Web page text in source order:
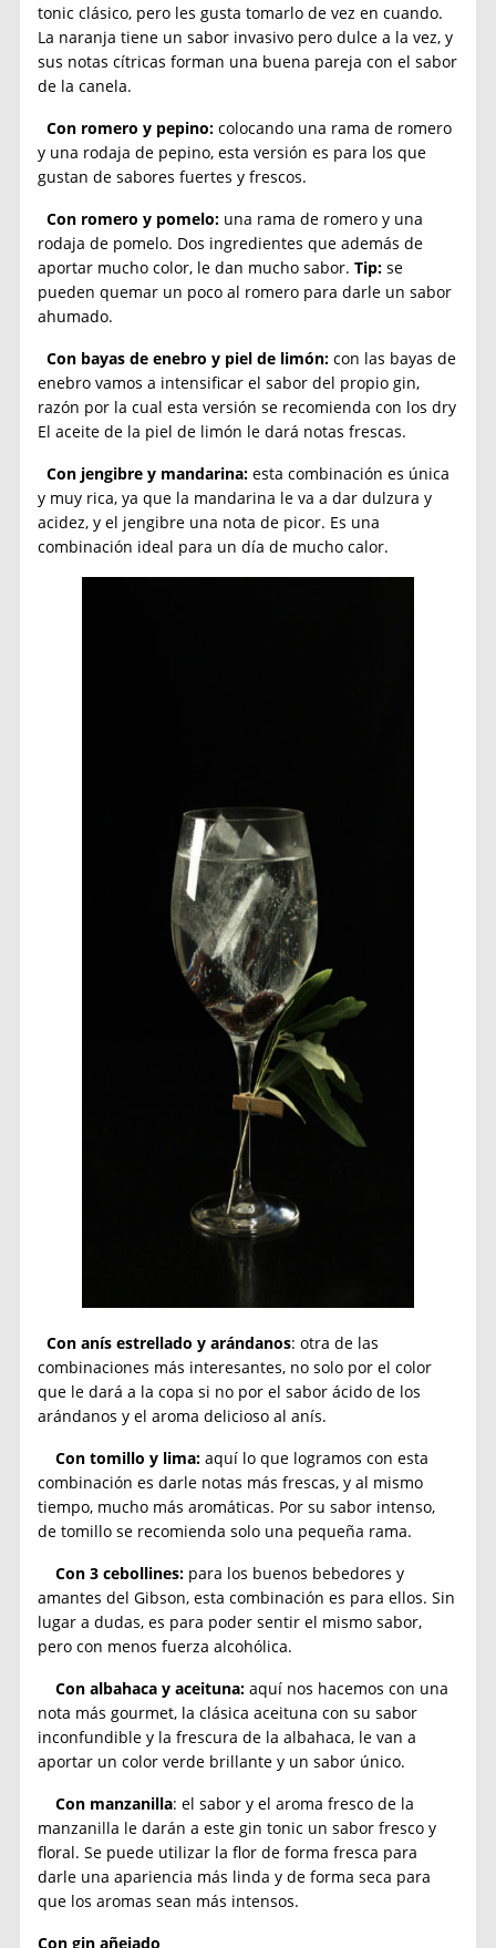
tonic clásico, pero les gusta tomarlo de vez en cuando.
La naranja tiene un sabor invasivo pero dulce a la vez, y
sus notas cítricas forman una buena pareja con el sabor
de la canela.
Con romero y pepino: colocando una rama de romero
y una rodaja de pepino, esta versión es para los que
gustan de sabores fuertes y frescos.
Con romero y pomelo: una rama de romero y una
rodaja de pomelo. Dos ingredientes que además de
aportar mucho color, le dan mucho sabor.Tip: se
pueden quemar un poco al romero para darle un sabor
ahumado.
Con bayas de enebro y piel de limón: con las bayas de
enebro vamos a intensificar el sabor del propio gin,
razón por la cual esta versión se recomienda con los dry
El aceite de la piel de limón le dará notas frescas.
Con jengibre y mandarina: esta combinación es única
y muy rica, ya que la mandarina le va a dar dulzura y
acidez, y el jengibre una nota de picor. Es una
combinación ideal para un día de mucho calor.
Con anís estrellado y arándanos: otra de las
combinaciones más interesantes, no solo por el color
que le dará a la copa si no por el sabor ácido de los
arándanos y el aroma delicioso al anís.
Con tomillo y lima: aquí lo que logramos con esta
combinación es darle notas más frescas, y al mismo
tiempo, mucho más aromáticas. Por su sabor intenso,
de tomillo se recomienda solo una pequeña rama.
Con 3 cebollines: para los buenos bebedores y
amantes del Gibson, esta combinación es para ellos. Sin
lugar a dudas, es para poder sentir el mismo sabor,
pero con menos fuerza alcohólica.
Con albahaca y aceituna: aquí nos hacemos con una
nota más gourmet, la clásica aceituna con su sabor
inconfundible y la frescura de la albahaca, le van a
aportar un color verde brillante y un sabor único.
Con manzanilla: el sabor y el aroma fresco de la
manzanilla le darán a este gin tonic un sabor fresco y
floral. Se puede utilizar la flor de forma fresca para
darle una apariencia más linda y de forma seca para
que los aromas sean más intensos.
Con gin añejado